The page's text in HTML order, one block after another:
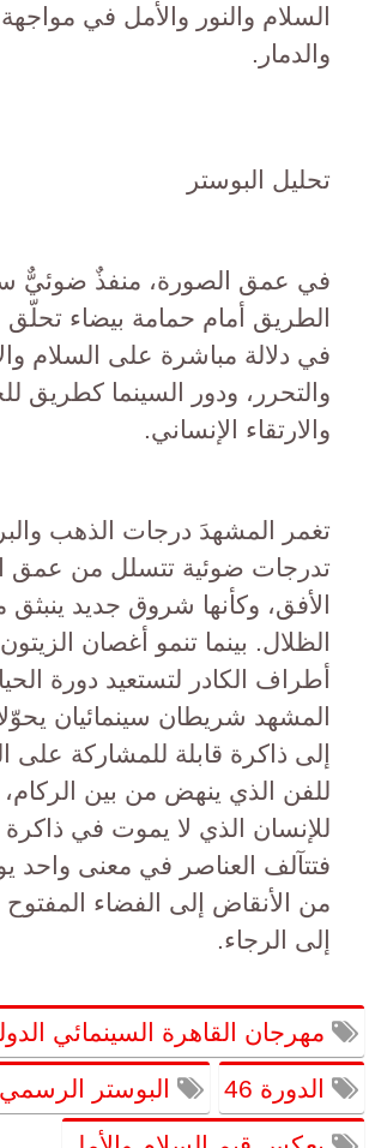
السلام والنور والأمل في
والدمار.
تحليل البوستر
في عمق الصورة، منفذٌ ضوئيٌّ
الطريق أمام حمامة بيضاء تحلّق
في دلالة مباشرة على السلام
والتحرر، ودور السينما كطريق
والارتقاء الإنساني.
تغمر المشهدَ درجات الذهب
تدرجات ضوئية تتسلل من عمق
الأفق، وكأنها شروق جديد
الظلال. بينما تنمو أغصان
أطراف الكادر لتستعيد دورة
المشهد شريطان سينمائيان
إلى ذاكرة قابلة للمشاركة على
للفن الذي ينهض من بين الركام،
للإنسان الذي لا يموت في ذاكرة
فتتآلف العناصر في معنى واحد
من الأنقاض إلى الفضاء المفتوح
إلى الرجاء.
مهرجان القاهرة السينمائي
الدورة 46 البوستر